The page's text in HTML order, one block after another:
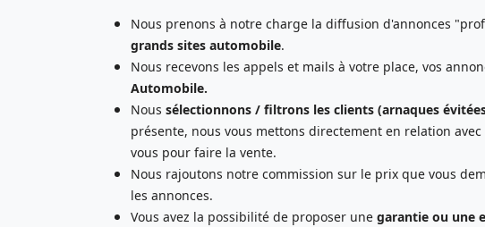
Nous prenons à notre charge la diffusion d'annonces
grands sites automobile.
Nous recevons les appels et mails à votre place, vos
Automobile.
Nous sélectionnons / filtrons les clients (arnaques
présente, nous vous mettons directement en relation
vous pour faire la vente.
Nous rajoutons notre commission sur le prix que vous
les annonces.
Vous avez la possibilité de proposer une garantie ou une